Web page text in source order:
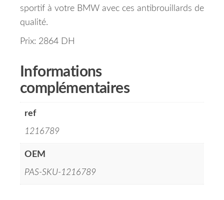
sportif à votre BMW avec ces antibrouillards de
qualité.
Prix: 2864 DH
Informations
complémentaires
ref
1216789
OEM
PAS-SKU-1216789